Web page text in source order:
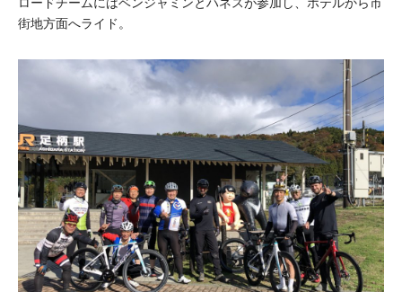
ロードチームにはベンジャミンとハネスが参加し、ホテルから市
街地方面へライド。